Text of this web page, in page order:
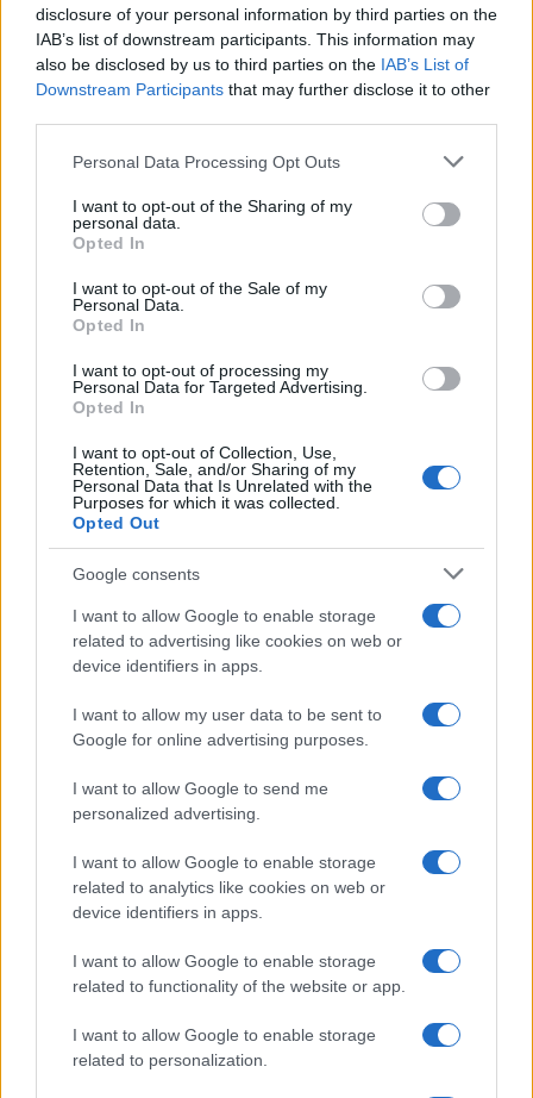
disclosure of your personal information by third parties on the
IAB’s list of downstream participants. This information may
also be disclosed by us to third parties on the IAB’s List of
Downstream Participants that may further disclose it to other
Please note that this website/app uses one or more Google
not limited to your visit or usage behaviour. You may click to
grant or deny consent to Google and its third-party tags to
use your data for below specified purposes in below Google
consent section.
Personal Data Processing Opt Outs
I want to opt-out of the Sharing of my
personal data.
Opted In
I want to opt-out of the Sale of my
Personal Data.
Opted In
I want to opt-out of processing my
Personal Data for Targeted Advertising.
Opted In
I want to opt-out of Collection, Use,
Retention, Sale, and/or Sharing of my
Personal Data that Is Unrelated with the
Purposes for which it was collected.
Opted Out
Google consents
I want to allow Google to enable storage
related to advertising like cookies on web or
device identifiers in apps.
I want to allow my user data to be sent to
Google for online advertising purposes.
I want to allow Google to send me
personalized advertising.
I want to allow Google to enable storage
related to analytics like cookies on web or
device identifiers in apps.
I want to allow Google to enable storage
related to functionality of the website or app.
I want to allow Google to enable storage
related to personalization.
Continua a leggere
Arrestati cinque agenti della polizia locale di Milano: le
Alessandro Tassinari · 7 Ago 2026